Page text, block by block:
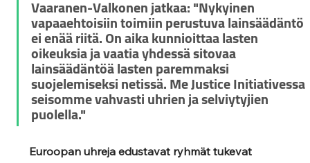
Vaaranen-Valkonen jatkaa: "Nykyinen
vapaaehtoisiin toimiin perustuva lainsäädäntö
ei enää riitä. On aika kunnioittaa lasten
oikeuksia ja vaatia yhdessä sitovaa
lainsäädäntöä lasten paremmaksi
suojelemiseksi netissä. Me Justice Initiativessa
seisomme vahvasti uhrien ja selviytyjien
puolella."
Euroopan uhreja edustavat ryhmät tukevat